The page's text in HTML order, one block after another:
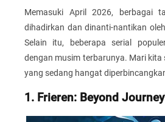
Memasuki April 2026, berbagai
dihadirkan dan dinanti-nantikan
Selain itu, beberapa serial
dengan musim terbarunya. Mari
yang sedang hangat
1. Frieren: Beyond